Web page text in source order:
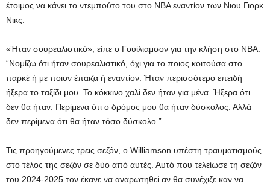
έτοιμος να κάνει το ντεμπούτο του στο ΝΒΑ εναντίον των Νιου Γιορκ
Νικς.
«Ήταν σουρεαλιστικό», είπε ο Γουίλιαμσον για την κλήση στο ΝΒΑ.
“Νομίζω ότι ήταν σουρεαλιστικό, όχι για το ποιος κοιτούσα στο
παρκέ ή με ποιον έπαιζα ή εναντίον. Ήταν περισσότερο επειδή
ήξερα το ταξίδι μου. Το κόκκινο χαλί δεν ήταν για μένα. Ήξερα ότι
δεν θα ήταν. Περίμενα ότι ο δρόμος μου θα ήταν δύσκολος. Αλλά
δεν περίμενα ότι θα ήταν τόσο δύσκολο.”
Τις προηγούμενες τρεις σεζόν, ο Williamson υπέστη τραυματισμούς
στο τέλος της σεζόν σε δύο από αυτές. Αυτό που τελείωσε τη σεζόν
του 2024-2025 τον έκανε να αναρωτηθεί αν θα συνέχιζε καν να